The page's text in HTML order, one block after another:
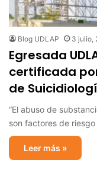
Blog UDLAP 3 julio,
Egresada
certificada
de
“El abuso de
son factores de
Leer más »